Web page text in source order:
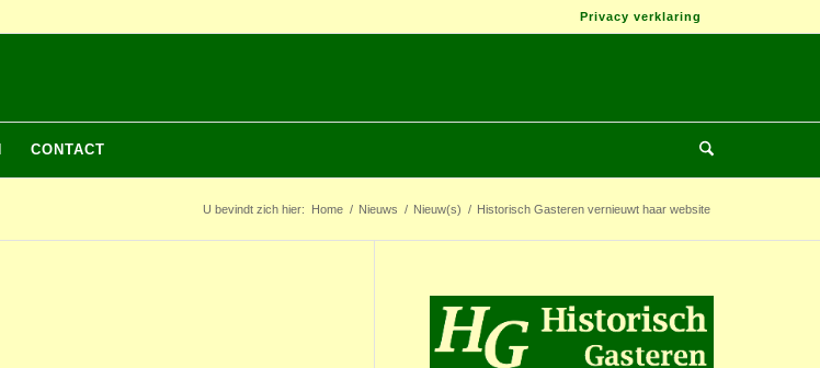
Privacy verklaring
CONTACT
U bevindt zich hier: Home / Nieuws / Nieuw(s) / Historisch Gasteren vernieuwt haar website